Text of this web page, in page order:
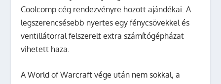
Coolcomp cég rendezvényre hozott ajándékai. A
legszerencsésebb nyertes egy fénycsövekkel és
ventillátorral felszerelt extra számítógépházat
vihetett haza.
A World of Warcraft vége után nem sokkal, a